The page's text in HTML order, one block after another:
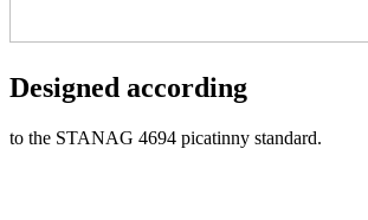
Designed according
to the STANAG 4694 picatinny standard.